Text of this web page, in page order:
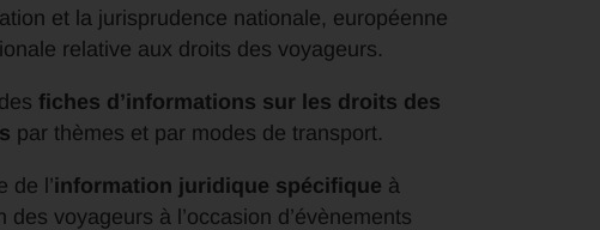
et la jurisprudence nationale, européenne
relative aux droits des voyageurs.
fiches d’informations sur les droits des
par thèmes et par modes de transport.
de l’information juridique spécifique à
des voyageurs à l’occasion d’évènements